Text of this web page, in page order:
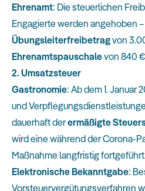
Ehrenamt: Die steuerlichen
Engagierte werden angehoben
Übungsleiterfreibetragvon
Ehrenamtspauschalevon 840
2. Umsatzsteuer
Gastronomie: Ab dem 1. Januar
und
dauerhaft derermäßigte
wird eine während der Corona-
Maßnahme langfristig
Elektronische Bekanntgabe:
Vorsteuervergütungsverfahren